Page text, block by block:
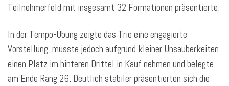
Teilnehmerfeld mit insgesamt 32 Formationen präsentierte.
In der Tempo-Übung zeigte das Trio eine engagierte
Vorstellung, musste jedoch aufgrund kleiner Unsauberkeiten
einen Platz im hinteren Drittel in Kauf nehmen und belegte
am Ende Rang 26. Deutlich stabiler präsentierten sich die